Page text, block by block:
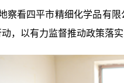
看四平市精细化学品有限
，以有力监督推动政策落